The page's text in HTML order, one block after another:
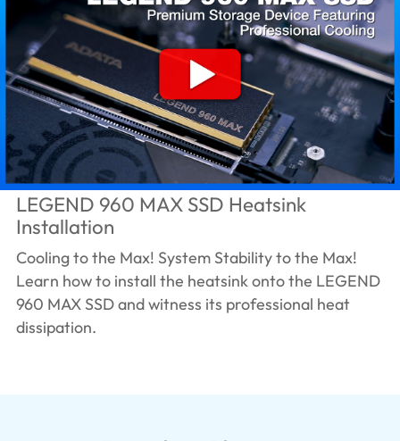
LEGEND 960 MAX SSD Heatsink
Installation
Cooling to the Max! System Stability to the Max!
Learn how to install the heatsink onto the LEGEND
960 MAX SSD and witness its professional heat
dissipation.